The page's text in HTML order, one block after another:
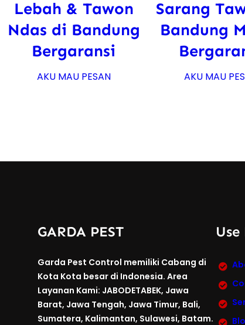
Lebah & Tawon
Ndas di Bandung
Bergaransi
AKU MAU PESAN
Sarang
Bandung
AKU MAU
GARDA PEST
Garda Pest Control memiliki Cabang di
Kota Kota besar di Indonesia. Area
Layanan Kami: JABODETABEK, Jawa
Barat, Jawa Tengah, Jawa Timur, Bali,
Sumatera, Kalimantan, Sulawesi, Batam.